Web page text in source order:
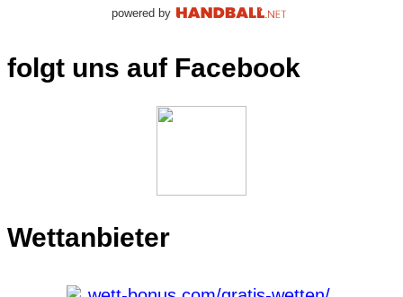
powered by
folgt uns auf Facebook
Wettanbieter